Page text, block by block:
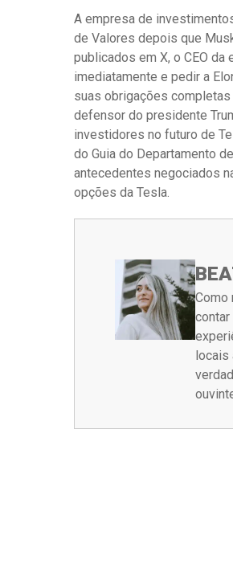
A empresa de
de Valores depois que
publicados em X, o CEO da
imediatamente e pedir a
suas obrigações completas
defensor do presidente
investidores no futuro de
do Guia do Departamento
antecedentes negociados
opções da Tesla.
Como
locais